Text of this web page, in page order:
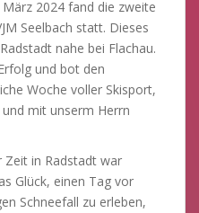
2024 fand die zweite
Seelbach statt. Dieses
nahe bei Flachau.
und bot den
Woche voller Skisport,
mit unserm Herrn
Zeit in Radstadt war
Glück, einen Tag vor
Schneefall zu erleben,